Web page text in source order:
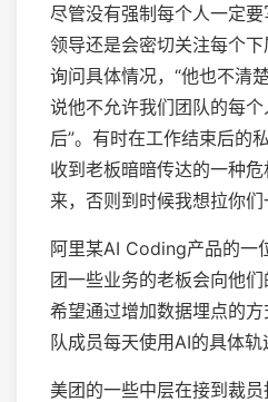
尽管没有强制每个人一定
领导还是会密切关注每个
询问具体情况，“他也不清
说他不允许我们团队的每
后”。有时在工作结束后的
收到老板暗暗传达的一种
来，否则到时候我想拉你
阿里某AI Coding产品的一
团一些业务的老板会向他们
希望通过增加数据埋点的
队成员每天使用AI的具体轨
美团的一些中层在接到裁